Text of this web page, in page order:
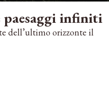
paesaggi infiniti
dell’ultimo orizzonte il